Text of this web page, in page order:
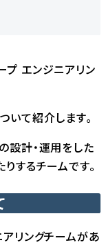
プ エンジニアリン
いて紹介します。
設計・運用をした
するチームです。
リングチームがあ